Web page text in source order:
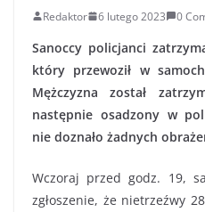
Redaktor 6 lutego 2023 0
Sanoccy policjanci
który przewoził w
Mężczyzna został
następnie osadzony w
nie doznało żadnych
Wczoraj przed godz. 19,
zgłoszenie, że nietrzeźwy